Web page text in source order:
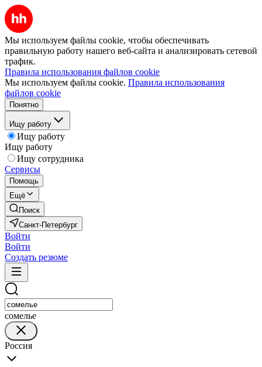
Мы используем файлы cookie, чтобы обеспечивать
правильную работу нашего веб-сайта и анализировать сетевой
трафик.
Правила использования файлов cookie
Мы используем файлы cookie. Правила использования
файлов cookie
Понятно
Ищу работу
Ищу работу
Ищу работу
Ищу сотрудника
Сервисы
Помощь
Ещё
Поиск
Санкт-Петербург
Войти
Войти
Создать резюме
сомелье
Россия